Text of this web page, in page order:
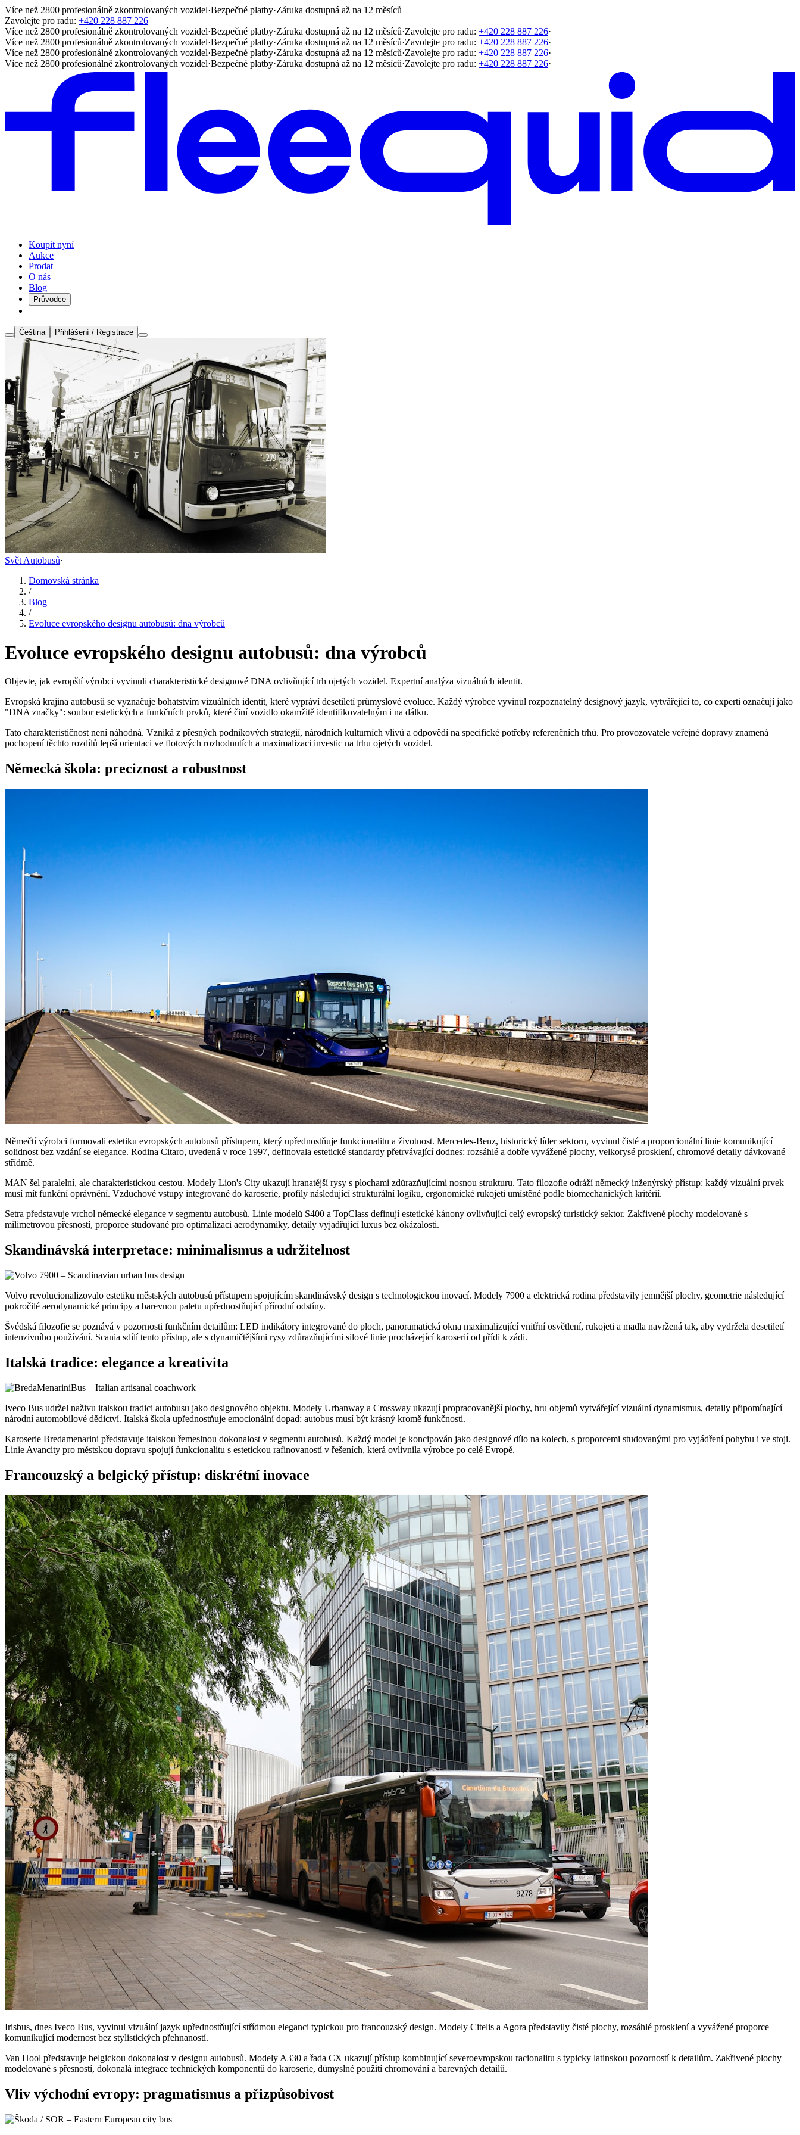
Více než 2800 profesionálně zkontrolovaných vozidel·Bezpečné platby·Záruka dostupná až na 12 měsíců
Zavolejte pro radu: +420 228 887 226
Více než 2800 profesionálně zkontrolovaných vozidel·Bezpečné platby·Záruka dostupná až na 12 měsíců·Zavolejte pro radu: +420 228 887 226·
Více než 2800 profesionálně zkontrolovaných vozidel·Bezpečné platby·Záruka dostupná až na 12 měsíců·Zavolejte pro radu: +420 228 887 226·
Více než 2800 profesionálně zkontrolovaných vozidel·Bezpečné platby·Záruka dostupná až na 12 měsíců·Zavolejte pro radu: +420 228 887 226·
Více než 2800 profesionálně zkontrolovaných vozidel·Bezpečné platby·Záruka dostupná až na 12 měsíců·Zavolejte pro radu: +420 228 887 226·
Koupit nyní
Aukce
Prodat
O nás
Blog
Průvodce
Čeština Přihlášení / Registrace
Svět Autobusů·
Domovská stránka
/
Blog
/
Evoluce evropského designu autobusů: dna výrobců
Evoluce evropského designu autobusů: dna výrobců
Objevte, jak evropští výrobci vyvinuli charakteristické designové DNA ovlivňující trh ojetých vozidel. Expertní analýza vizuálních identit.
Evropská krajina autobusů se vyznačuje bohatstvím vizuálních identit, které vypráví desetiletí průmyslové evoluce. Každý výrobce vyvinul rozpoznatelný designový jazyk, vytvářející to, co experti označují jako
"DNA značky": soubor estetických a funkčních prvků, které činí vozidlo okamžitě identifikovatelným i na dálku.
Tato charakterističnost není náhodná. Vzniká z přesných podnikových strategií, národních kulturních vlivů a odpovědí na specifické potřeby referenčních trhů. Pro provozovatele veřejné dopravy znamená
pochopení těchto rozdílů lepší orientaci ve flotových rozhodnutích a maximalizaci investic na trhu ojetých vozidel.
Německá škola: preciznost a robustnost
Němečtí výrobci formovali estetiku evropských autobusů přístupem, který upřednostňuje funkcionalitu a životnost. Mercedes-Benz, historický líder sektoru, vyvinul čisté a proporcionální linie komunikující
solidnost bez vzdání se elegance. Rodina Citaro, uvedená v roce 1997, definovala estetické standardy přetrvávající dodnes: rozsáhlé a dobře vyvážené plochy, velkorysé prosklení, chromové detaily dávkované
střídmě.
MAN šel paralelní, ale charakteristickou cestou. Modely Lion's City ukazují hranatější rysy s plochami zdůrazňujícími nosnou strukturu. Tato filozofie odráží německý inženýrský přístup: každý vizuální prvek
musí mít funkční oprávnění. Vzduchové vstupy integrované do karoserie, profily následující strukturální logiku, ergonomické rukojeti umístěné podle biomechanických kritérií.
Setra představuje vrchol německé elegance v segmentu autobusů. Linie modelů S400 a TopClass definují estetické kánony ovlivňující celý evropský turistický sektor. Zakřivené plochy modelované s
milimetrovou přesností, proporce studované pro optimalizaci aerodynamiky, detaily vyjadřující luxus bez okázalosti.
Skandinávská interpretace: minimalismus a udržitelnost
Volvo revolucionalizovalo estetiku městských autobusů přístupem spojujícím skandinávský design s technologickou inovací. Modely 7900 a elektrická rodina představily jemnější plochy, geometrie následující
pokročilé aerodynamické principy a barevnou paletu upřednostňující přírodní odstíny.
Švédská filozofie se poznává v pozornosti funkčním detailům: LED indikátory integrované do ploch, panoramatická okna maximalizující vnitřní osvětlení, rukojeti a madla navržená tak, aby vydržela desetiletí
intenzivního používání. Scania sdílí tento přístup, ale s dynamičtějšími rysy zdůrazňujícími silové linie procházející karoserií od přídi k zádi.
Italská tradice: elegance a kreativita
Iveco Bus udržel naživu italskou tradici autobusu jako designového objektu. Modely Urbanway a Crossway ukazují propracovanější plochy, hru objemů vytvářející vizuální dynamismus, detaily připomínající
národní automobilové dědictví. Italská škola upřednostňuje emocionální dopad: autobus musí být krásný kromě funkčnosti.
Karoserie Bredamenarini představuje italskou řemeslnou dokonalost v segmentu autobusů. Každý model je koncipován jako designové dílo na kolech, s proporcemi studovanými pro vyjádření pohybu i ve stoji.
Linie Avancity pro městskou dopravu spojují funkcionalitu s estetickou rafinovaností v řešeních, která ovlivnila výrobce po celé Evropě.
Francouzský a belgický přístup: diskrétní inovace
Irisbus, dnes Iveco Bus, vyvinul vizuální jazyk upřednostňující střídmou eleganci typickou pro francouzský design. Modely Citelis a Agora představily čisté plochy, rozsáhlé prosklení a vyvážené proporce
komunikující modernost bez stylistických přehnaností.
Van Hool představuje belgickou dokonalost v designu autobusů. Modely A330 a řada CX ukazují přístup kombinující severoevropskou racionalitu s typicky latinskou pozorností k detailům. Zakřivené plochy
modelované s přesností, dokonalá integrace technických komponentů do karoserie, důmyslné použití chromování a barevných detailů.
Vliv východní evropy: pragmatismus a přizpůsobivost